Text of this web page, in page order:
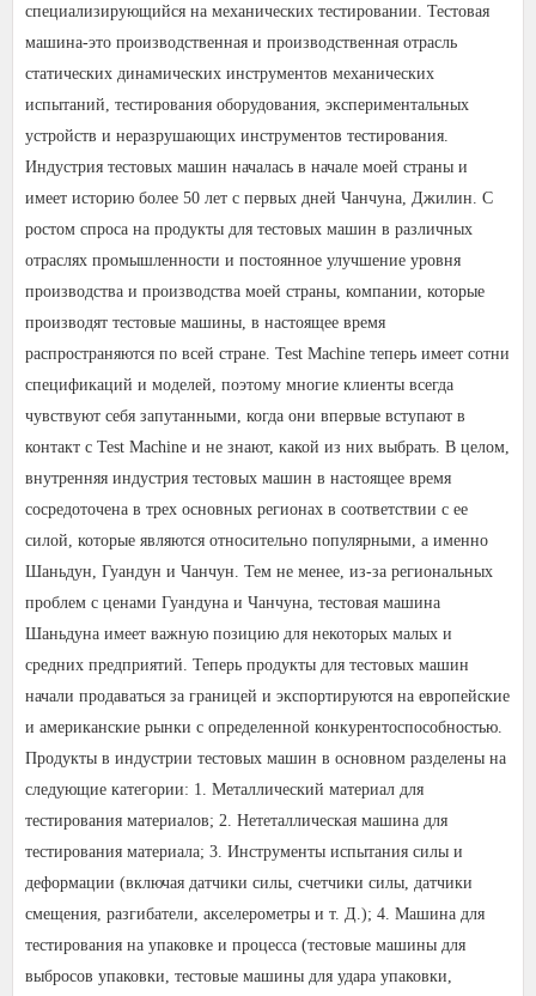
специализирующийся на механических тестировании. Тестовая
машина-это производственная и производственная отрасль
статических динамических инструментов механических
испытаний, тестирования оборудования, экспериментальных
устройств и неразрушающих инструментов тестирования.
Индустрия тестовых машин началась в начале моей страны и
имеет историю более 50 лет с первых дней Чанчуна, Джилин. С
ростом спроса на продукты для тестовых машин в различных
отраслях промышленности и постоянное улучшение уровня
производства и производства моей страны, компании, которые
производят тестовые машины, в настоящее время
распространяются по всей стране. Test Machine теперь имеет сотни
спецификаций и моделей, поэтому многие клиенты всегда
чувствуют себя запутанными, когда они впервые вступают в
контакт с Test Machine и не знают, какой из них выбрать. В целом,
внутренняя индустрия тестовых машин в настоящее время
сосредоточена в трех основных регионах в соответствии с ее
силой, которые являются относительно популярными, а именно
Шаньдун, Гуандун и Чанчун. Тем не менее, из-за региональных
проблем с ценами Гуандуна и Чанчуна, тестовая машина
Шаньдуна имеет важную позицию для некоторых малых и
средних предприятий. Теперь продукты для тестовых машин
начали продаваться за границей и экспортируются на европейские
и американские рынки с определенной конкурентоспособностью.
Продукты в индустрии тестовых машин в основном разделены на
следующие категории: 1. Металлический материал для
тестирования материалов; 2. Нететаллическая машина для
тестирования материала; 3. Инструменты испытания силы и
деформации (включая датчики силы, счетчики силы, датчики
смещения, разгибатели, акселерометры и т. Д.); 4. Машина для
тестирования на упаковке и процесса (тестовые машины для
выбросов упаковки, тестовые машины для удара упаковки,